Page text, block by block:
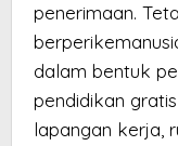
penerimaan.
dalam bentuk
pendidikan
lapangan kerja,